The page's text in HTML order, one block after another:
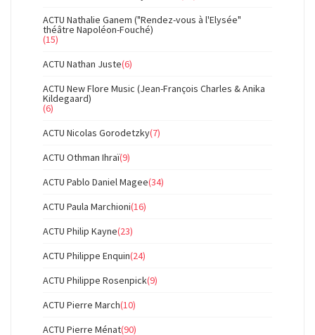
ACTU Nathalie Ganem ("Rendez-vous à l'Elysée"
théâtre Napoléon-Fouché)
(15)
ACTU Nathan Juste(6)
ACTU New Flore Music (Jean-François Charles & Anika
Kildegaard)
(6)
ACTU Nicolas Gorodetzky(7)
ACTU Othman Ihraï(9)
ACTU Pablo Daniel Magee(34)
ACTU Paula Marchioni(16)
ACTU Philip Kayne(23)
ACTU Philippe Enquin(24)
ACTU Philippe Rosenpick(9)
ACTU Pierre March(10)
ACTU Pierre Ménat(90)